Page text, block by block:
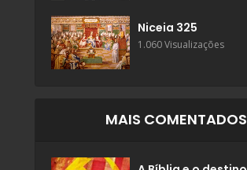
Niceia 325
1.060 Visualizações
MAIS COMENTADOS